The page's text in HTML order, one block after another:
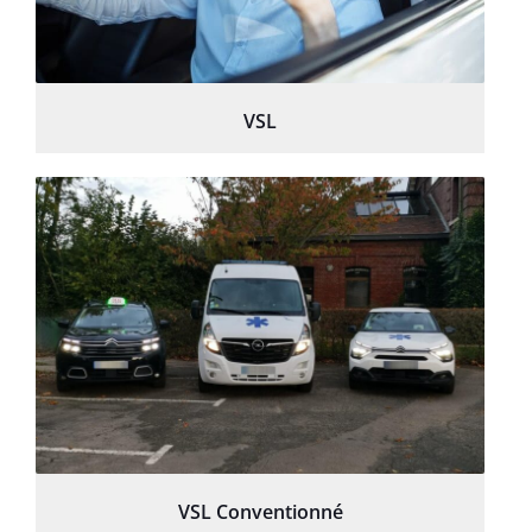
VSL
VSL Conventionné